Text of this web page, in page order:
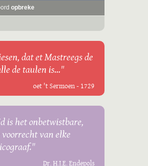
opbreke
dat et Mastreegs de
de taulen is..."
oet 't Sermoen - 1729
is het onbetwistbare,
van elke
Dr. H.J.E. Endepols